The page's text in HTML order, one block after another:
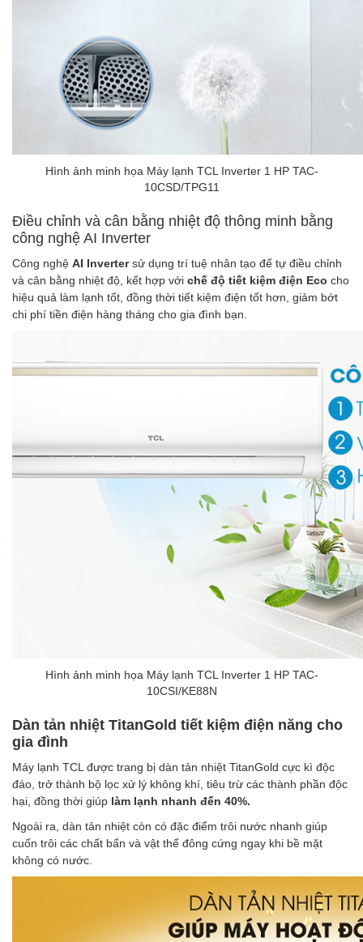
Hình ảnh minh họa Máy lạnh TCL Inverter 1 HP TAC-
10CSD/TPG11
Điều chỉnh và cân bằng nhiệt độ thông minh bằng
công nghệ AI Inverter
Công nghệ AI Invertersử dụng trí tuệ nhân tạo để tự điều chỉnh
và cân bằng nhiệt độ, kết hợp với chế độ tiết kiệm điện Eco cho
hiệu quả làm lạnh tốt, đồng thời tiết kiệm điện tốt hơn, giảm bớt
chi phí tiền điện hàng tháng cho gia đình bạn.
Hình ảnh minh họa Máy lạnh TCL Inverter 1 HP TAC-
10CSI/KE88N
Dàn tản nhiệt TitanGold tiết kiệm điện năng cho
gia đình
Máy lạnh TCL được trang bị dàn tản nhiệt TitanGold cực kì độc
đáo, trở thành bộ lọc xử lý không khí, tiêu trừ các thành phần độc
hại, đồng thời giúp làm lạnh nhanh đến 40%.
Ngoài ra, dàn tản nhiệt còn có đặc điểm trôi nước nhanh giúp
cuốn trôi các chất bẩn và vật thể đông cứng ngay khi bề mặt
không có nước.